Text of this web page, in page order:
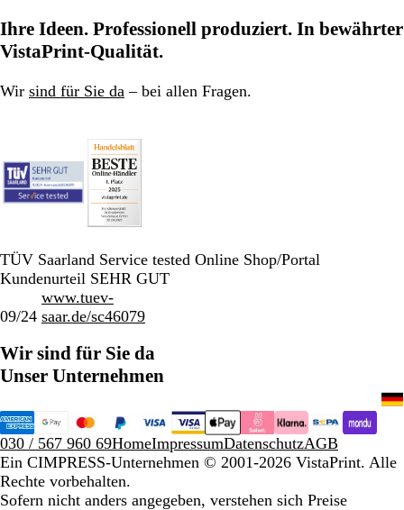
Ihre Ideen. Professionell produziert. In bewährter
VistaPrint-Qualität.
Wir sind für Sie da – bei allen Fragen.
TÜV Saarland Service tested Online Shop/Portal
Kundenurteil SEHR GUT
09/24
www.tuev-
saar.de/sc46079
Wir sind für Sie da
Unser Unternehmen
030 / 567 960 69HomeImpressumDatenschutzAGB
Ein CIMPRESS-Unternehmen © 2001-2026 VistaPrint. Alle
Rechte vorbehalten.
Sofern nicht anders angegeben, verstehen sich Preise